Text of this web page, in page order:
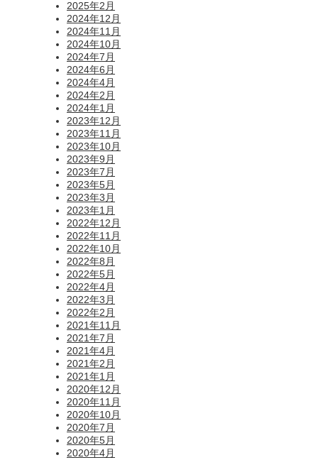
2025年2月
2024年12月
2024年11月
2024年10月
2024年7月
2024年6月
2024年4月
2024年2月
2024年1月
2023年12月
2023年11月
2023年10月
2023年9月
2023年7月
2023年5月
2023年3月
2023年1月
2022年12月
2022年11月
2022年10月
2022年8月
2022年5月
2022年4月
2022年3月
2022年2月
2021年11月
2021年7月
2021年4月
2021年2月
2021年1月
2020年12月
2020年11月
2020年10月
2020年7月
2020年5月
2020年4月